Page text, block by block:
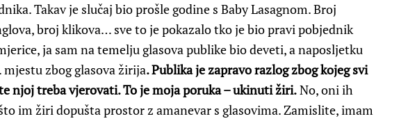
Takav je slučaj bio prošle godine s Baby Lasagnom. Broj
broj klikova… sve to je pokazalo tko je bio pravi pobjednik
ja sam na temelju glasova publike bio deveti, a naposljetku
mjestu zbog glasova žirija. Publika je zapravo razlog zbog kojeg svi
njoj treba vjerovati. To je moja poruka – ukinuti žiri.No, oni ih
im žiri dopušta prostor z amanevar s glasovima. Zamislite, imam